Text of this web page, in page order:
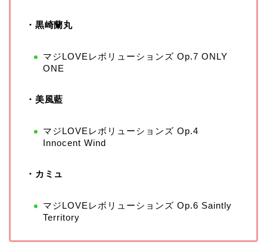
・黒崎蘭丸
マジLOVEレボリューションズ Op.7 ONLY
ONE
・美風藍
マジLOVEレボリューションズ Op.4
Innocent Wind
・カミュ
マジLOVEレボリューションズ Op.6 Saintly
Territory